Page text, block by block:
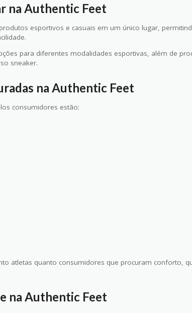
na Authentic Feet
esportivos e casuais em um único lugar,
para diferentes modalidades esportivas, além de
sneaker.
na Authentic Feet
consumidores estão:
atletas quanto consumidores que procuram conforto,
na Authentic Feet